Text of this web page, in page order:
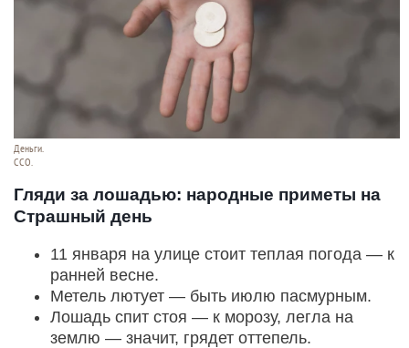
Деньги.
CCO.
Гляди за лошадью: народные приметы на
Страшный день
11 января на улице стоит теплая погода — к
ранней весне.
Метель лютует — быть июлю пасмурным.
Лошадь спит стоя — к морозу, легла на
землю — значит, грядет оттепель.